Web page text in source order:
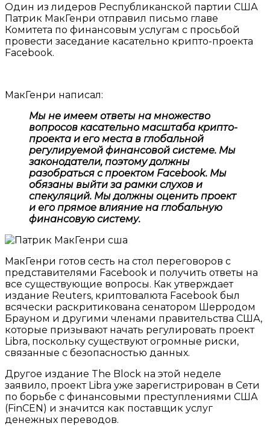
Один из лидеров Республиканской партии США
Патрик МакГенри отправил письмо главе
Комитета по финансовым услугам с просьбой
провести заседание касательно крипто-проекта
Facebook.
МакГенри написал:
Мы не имеем ответы на множество
вопросов касательно масштаба крипто-
проекта и его места в глобальной
регулируемой финансовой системе. Мы
законодатели, поэтому должны
разобраться с проектом Facebook. Мы
обязаны выйти за рамки слухов и
спекуляций. Мы должны оценить проект
и его прямое влияние на глобальную
финансовую систему.
МакГенри готов сесть на стол переговоров с
представителями Facebook и получить ответы на
все существующие вопросы. Как утверждает
издание Reuters, криптовалюта Facebook был
всячески раскритикована сенатором Шерродом
Брауном и другими членами правительства США,
которые призывают начать регулировать проект
Libra, поскольку существуют огромные риски,
связанные с безопасностью данных.
Другое издание The Block на этой неделе
заявило, проект Libra уже зарегистрирован в Сети
по борьбе с финансовыми преступлениями США
(FinCEN) и значится как поставщик услуг
денежных переводов.